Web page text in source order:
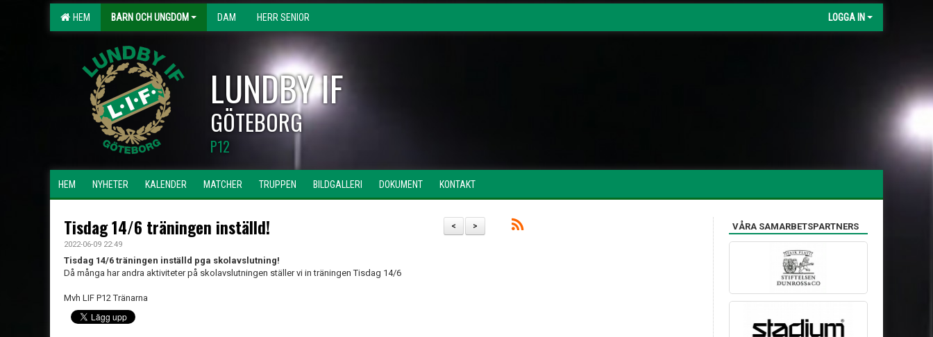
HEM BARN OCH UNGDOM DAM HERR SENIOR LOGGA IN
LUNDBY IF
GÖTEBORG
P12
HEM NYHETER KALENDER MATCHER TRUPPEN BILDGALLERI DOKUMENT KONTAKT
>
<
Tisdag 14/6 träningen inställd!
2022-06-09 22:49
Tisdag 14/6 träningen inställd pga skolavslutning!
Då många har andra aktiviteter på skolavslutningen ställer vi in träningen Tisdag 14/6
Mvh LIF P12 Tränarna
VÅRA SAMARBETSPARTNERS